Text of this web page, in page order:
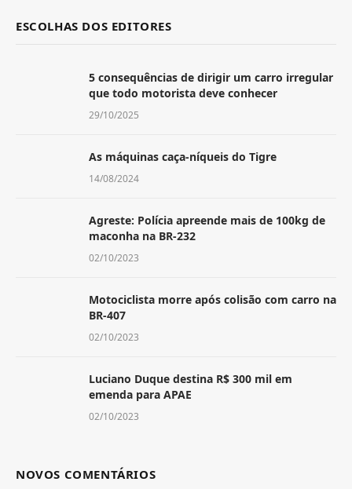
ESCOLHAS DOS EDITORES
5 consequências de dirigir um carro irregular
que todo motorista deve conhecer
29/10/2025
As máquinas caça-níqueis do Tigre
14/08/2024
Agreste: Polícia apreende mais de 100kg de
maconha na BR-232
02/10/2023
Motociclista morre após colisão com carro na
BR-407
02/10/2023
Luciano Duque destina R$ 300 mil em
emenda para APAE
02/10/2023
NOVOS COMENTÁRIOS